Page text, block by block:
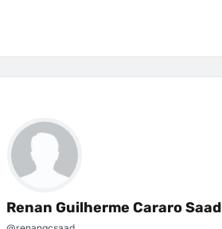
Renan Guilherme Cararo Saad